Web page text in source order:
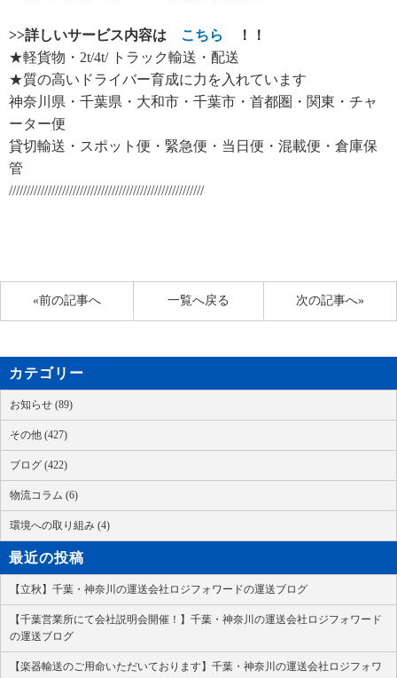
>>詳しいサービス内容は こちら
！！
★軽貨物・2t/4t/ トラック輸送・配送
★質の高いドライバー育成に力を入れています
神奈川県・千葉県・大和市・千葉市・首都圏・関東・チャ
ーター便
貸切輸送・スポット便・緊急便・当日便・混載便・倉庫保
管
///////////////////////////////////////////////////////
«前の記事へ 次の記事へ»
一覧へ戻る
カテゴリー
お知らせ (89)
その他 (427)
ブログ (422)
物流コラム (6)
環境への取り組み (4)
最近の投稿
【立秋】千葉・神奈川の運送会社ロジフォワードの運送ブログ
【千葉営業所にて会社説明会開催！】千葉・神奈川の運送会社ロジフォワード
の運送ブログ
【楽器輸送のご用命いただいております】千葉・神奈川の運送会社ロジフォワ